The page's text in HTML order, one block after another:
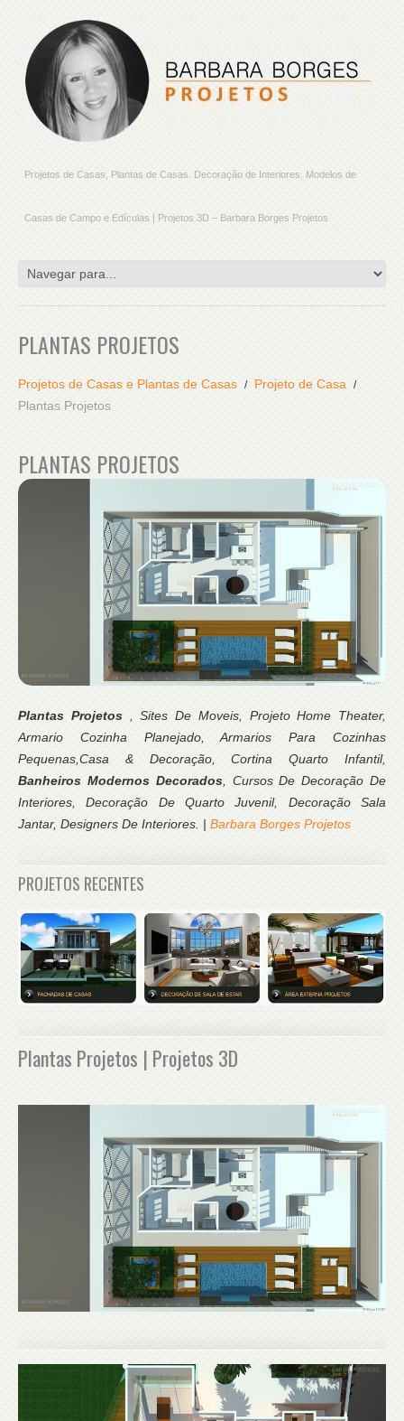
Projetos de Casas, Plantas de Casas. Decoração de Interiores. Modelos de
Casas de Campo e Edículas | Projetos 3D – Barbara Borges Projetos
PLANTAS PROJETOS
Projetos de Casas e Plantas de Casas
Projeto de Casa
Plantas Projetos
PLANTAS PROJETOS
Plantas Projetos, Sites De Moveis, Projeto Home Theater,
Armario Cozinha Planejado, Armarios Para Cozinhas
Pequenas,Casa & Decoração, Cortina Quarto Infantil,
Banheiros Modernos Decorados, Cursos De Decoração De
Interiores, Decoração De Quarto Juvenil, Decoração Sala
Jantar, Designers De Interiores. |Barbara Borges Projetos
PROJETOS RECENTES
Plantas Projetos | Projetos 3D